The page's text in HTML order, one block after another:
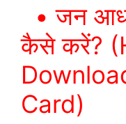
• जन
कैसे करें?
Card)